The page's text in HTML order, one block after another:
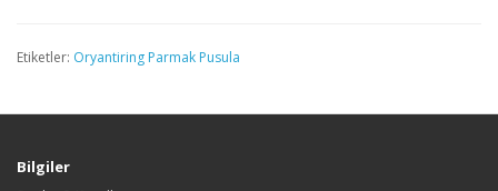
Etiketler: Oryantiring Parmak Pusula
Bilgiler